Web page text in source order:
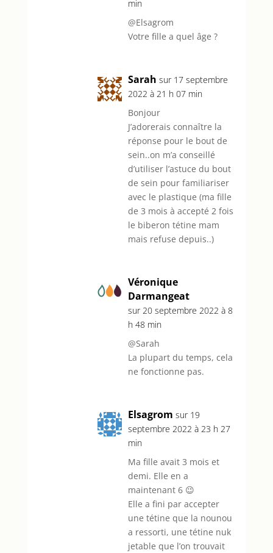
min
@Elsagrom
Votre fille a quel âge ?
Sarah sur 17 septembre
2022 à 21 h 07 min
Bonjour
J’adorerais connaître la
réponse pour le bout de
sein..on m’a conseillé
d’utiliser l’astuce du bout
de sein pour familiariser
avec le plastique (ma fille
de 3 mois à accepté 2 fois
le biberon tétine mam
mais refuse depuis..)
Véronique
Darmangeat
sur 20 septembre 2022 à 8
h 48 min
@Sarah
La plupart du temps, cela
ne fonctionne pas.
Elsagrom sur 19
septembre 2022 à 23 h 27
min
Ma fille avait 3 mois et
demi. Elle en a
maintenant 6 😉
Elle a fini par accepter
une tétine que la nounou
a ressorti, une tétine nuk
jetable que l’on trouvait